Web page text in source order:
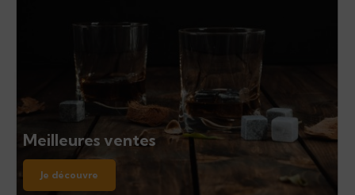
Meilleures ventes
Je découvre